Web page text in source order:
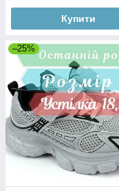
Купити
–25%